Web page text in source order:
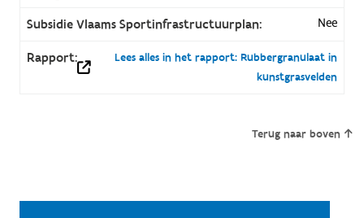
Subsidie Vlaams Sportinfrastructuurplan: Nee
Rapport:
Lees alles in het rapport: Rubbergranulaat in
kunstgrasvelden
Terug naar boven